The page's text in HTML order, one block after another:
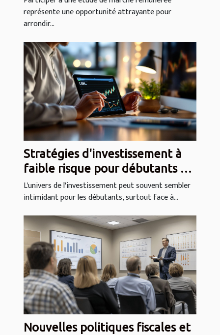
représente une opportunité attrayante pour
arrondir...
Stratégies d'investissement à
faible risque pour débutants en
2023 Tendances et conseils
L'univers de l'investissement peut souvent sembler
intimidant pour les débutants, surtout face à...
Nouvelles politiques fiscales et